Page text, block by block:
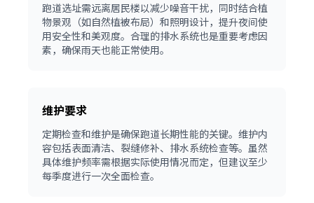
跑道选址需远离居民楼以减少噪音干扰，同时结合植
物景观（如自然植被布局）和照明设计，提升夜间使
用安全性和美观度。合理的排水系统也是重要考虑因
素，确保雨天也能正常使用。
维护要求
定期检查和维护是确保跑道长期性能的关键。维护内
容包括表面清洁、裂缝修补、排水系统检查等。虽然
具体维护频率需根据实际使用情况而定，但建议至少
每季度进行一次全面检查。